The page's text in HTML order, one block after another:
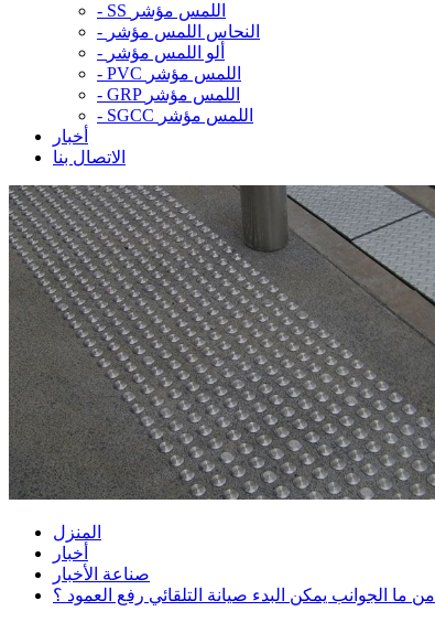
-
SS اللمس مؤشر
- النحاس اللمس مؤشر
- ألو اللمس مؤشر
-
PVC اللمس مؤشر
-
GRP اللمس مؤشر
-
SGCC اللمس مؤشر
أخبار
الاتصال بنا
المنزل
أخبار
صناعة الأخبار
من ما الجوانب يمكن البدء صيانة التلقائي رفع العمود ؟